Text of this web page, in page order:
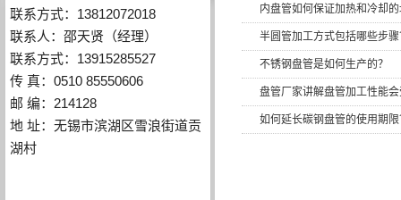
联系方式：13812072018
联系人：邵天贤（经理）
联系方式：13915285527
传 真：0510 85550606
邮 编：214128
地 址：无锡市滨湖区雪浪街道贡
湖村
内盘管如何保证加热和冷却的
半圆管加工方式包括哪些步
不锈钢盘管是如何生产的？
盘管厂家讲解盘管加工性能
如何延长碳钢盘管的使用期